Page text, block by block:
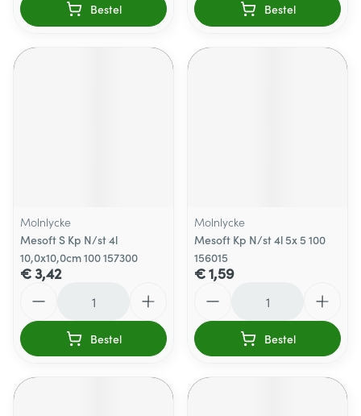
Bestel Bestel
Molnlycke
Mesoft S Kp N/st 4l
10,0x10,0cm 100 157300
€ 3,42
Bestel
Molnlycke
Mesoft Kp N/st 4l 5x 5 100
156015
€ 1,59
Bestel